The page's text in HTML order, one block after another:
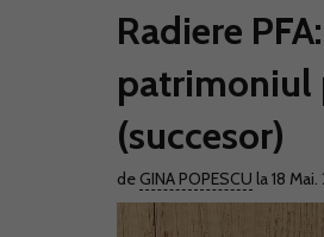
Radiere
patrimoniul
(succesor)
de GINA POPESCU la 18